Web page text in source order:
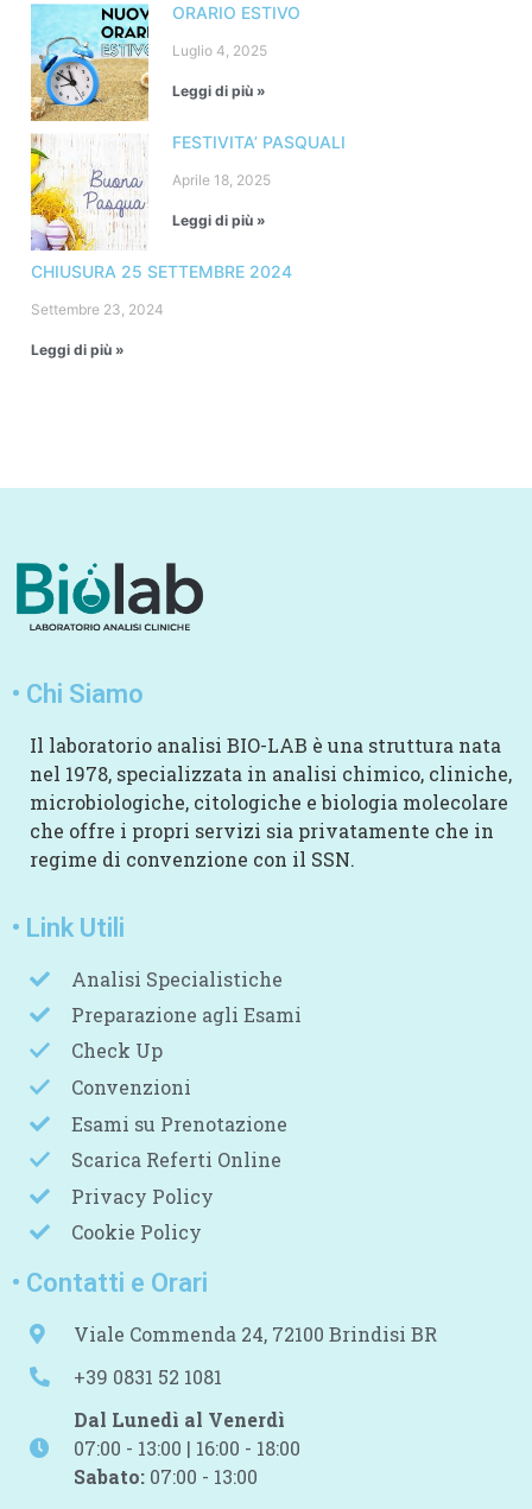
ORARIO ESTIVO
Luglio 4, 2025
Leggi di più »
FESTIVITA’ PASQUALI
Aprile 18, 2025
Leggi di più »
CHIUSURA 25 SETTEMBRE 2024
Settembre 23, 2024
Leggi di più »
• Chi Siamo
Il laboratorio analisi BIO-LAB è una struttura nata
nel 1978, specializzata in analisi chimico, cliniche,
microbiologiche, citologiche e biologia molecolare
che offre i propri servizi sia privatamente che in
regime di convenzione con il SSN.
• Link Utili
Analisi Specialistiche
Preparazione agli Esami
Check Up
Convenzioni
Esami su Prenotazione
Scarica Referti Online
Privacy Policy
Cookie Policy
• Contatti e Orari
Viale Commenda 24, 72100 Brindisi BR
+39 0831 52 1081
Dal Lunedì al Venerdì
07:00 - 13:00 | 16:00 - 18:00
Sabato: 07:00 - 13:00